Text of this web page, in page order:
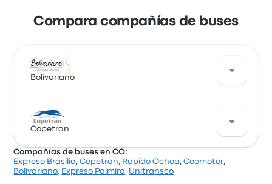
Compara compañías de buses
Bolivariano
Bolivariano ofrece 8 buses diarios de Bucaramanga
a Cali. Aunque el precio promedio de este viaje es de
desde $ 83.084. El viaje entre las dos ciudades suele
durar alrededor de 17 horas 1 minuto.
Copetran
Copetran ofrece 1 salidas diarias y puedes encontrar
Compañías de buses en CO:
Expreso Brasilia,Copetran, Rapido Ochoa,Coomotor,
Bolivariano, Expreso Palmira, Unitransco